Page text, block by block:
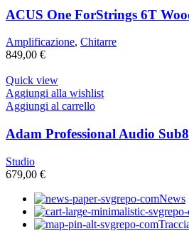
ACUS One ForStrings 6T
Amplificazione, Chitarre
849,00 €
Quick view
Aggiungi alla wishlist
Aggiungi al carrello
Adam Professional Audio Sub8
Studio
679,00 €
News